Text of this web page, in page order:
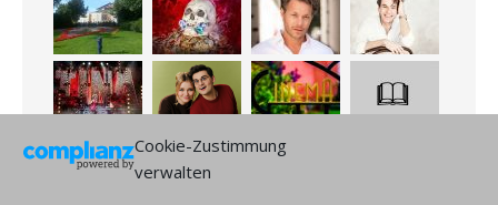
Cookie-Zustimmung
verwalten